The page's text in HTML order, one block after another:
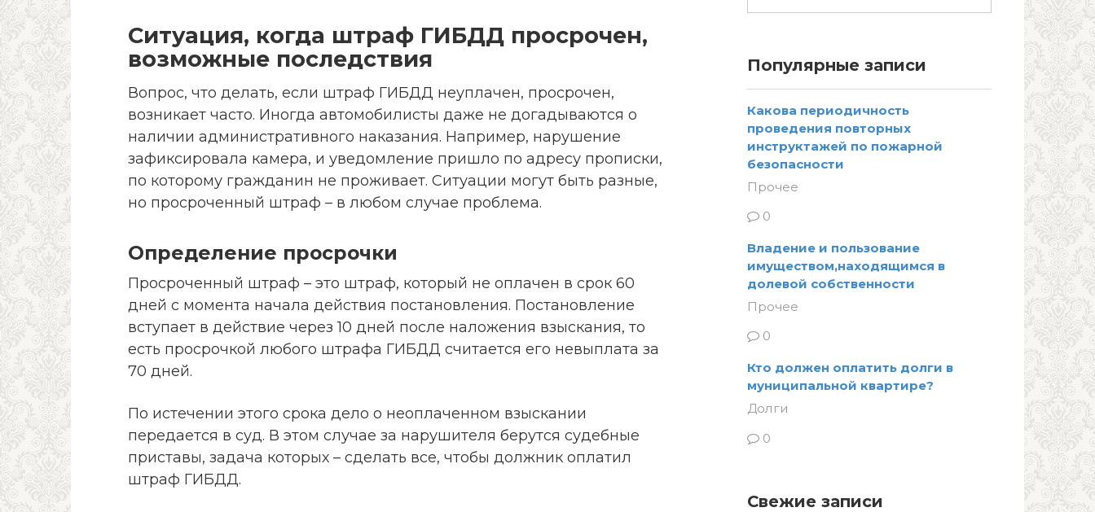
Ситуация, когда штраф ГИБДД просрочен,
возможные последствия
Вопрос, что делать, если штраф ГИБДД неуплачен, просрочен,
возникает часто. Иногда автомобилисты даже не догадываются о
наличии административного наказания. Например, нарушение
зафиксировала камера, и уведомление пришло по адресу прописки,
по которому гражданин не проживает. Ситуации могут быть разные,
но просроченный штраф – в любом случае проблема.
Определение просрочки
Просроченный штраф – это штраф, который не оплачен в срок 60
дней с момента начала действия постановления. Постановление
вступает в действие через 10 дней после наложения взыскания, то
есть просрочкой любого штрафа ГИБДД считается его невыплата за
70 дней.
По истечении этого срока дело о неоплаченном взыскании
передается в суд. В этом случае за нарушителя берутся судебные
приставы, задача которых – сделать все, чтобы должник оплатил
штраф ГИБДД.
Популярные записи
Какова периодичность
проведения повторных
инструктажей по пожарной
безопасности
Прочее
0
Владение и пользование
имуществом,находящимся в
долевой собственности
Прочее
0
Кто должен оплатить долги в
муниципальной квартире?
Долги
0
Свежие записи